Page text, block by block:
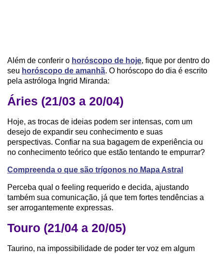
Além de conferir o horóscopo de hoje, fique por dentro do
seu horóscopo de amanhã. O horóscopo do dia é escrito
pela astróloga Ingrid Miranda:
Áries (21/03 a 20/04)
Hoje, as trocas de ideias podem ser intensas, com um
desejo de expandir seu conhecimento e suas
perspectivas. Confiar na sua bagagem de experiência ou
no conhecimento teórico que estão tentando te empurrar?
Compreenda o que são trígonos no Mapa Astral
Perceba qual o feeling requerido e decida, ajustando
também sua comunicação, já que tem fortes tendências a
ser arrogantemente expressas.
Touro (21/04 a 20/05)
Taurino, na impossibilidade de poder ter voz em algum